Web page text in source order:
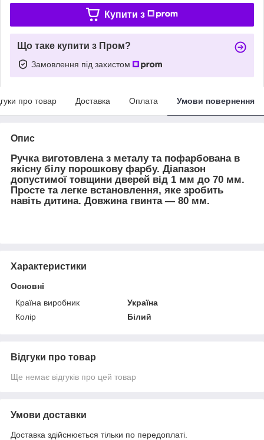
Купити з
Що таке купити з Пром?
Замовлення під захистом
про товар Доставка Оплата Умови повернення
Опис
Ручка виготовлена з металу та пофарбована в
якісну білу порошкову фарбу. Діапазон
допустимої товщини дверей від 1 мм до 70 мм.
Просте та легке встановлення, яке зробить
навіть дитина. Довжина гвинта — 80 мм.
Характеристики
Основні
Країна виробник
Україна
Колір
Білий
Відгуки про товар
Ще немає відгуків про цей товар
Умови доставки
Доставка здійснюється тільки по передоплаті.